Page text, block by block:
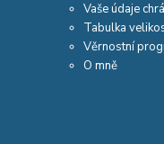
Vaše údaje
Tabulka
Věrnostní
O mně